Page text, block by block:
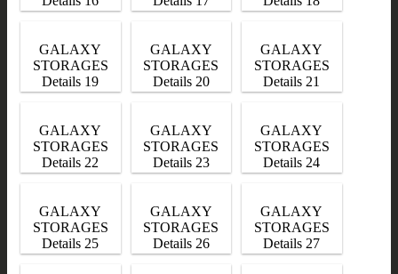
GALAXY
STORAGES
Details 19
GALAXY
STORAGES
Details 20
GALAXY
STORAGES
Details 21
GALAXY
STORAGES
Details 22
GALAXY
STORAGES
Details 23
GALAXY
STORAGES
Details 24
GALAXY
STORAGES
Details 25
GALAXY
STORAGES
Details 26
GALAXY
STORAGES
Details 27